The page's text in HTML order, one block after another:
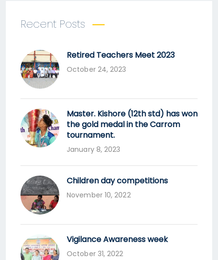
Recent Posts
Retired Teachers Meet 2023
October 24, 2023
Master. Kishore (12th std) has won
the gold medal in the Carrom
tournament.
January 8, 2023
Children day competitions
November 10, 2022
Vigilance Awareness week
October 31, 2022